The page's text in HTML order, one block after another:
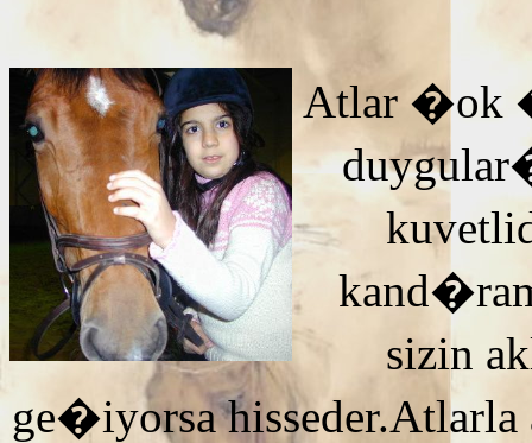
Atlar �ok
sizin
ge�iyorsa